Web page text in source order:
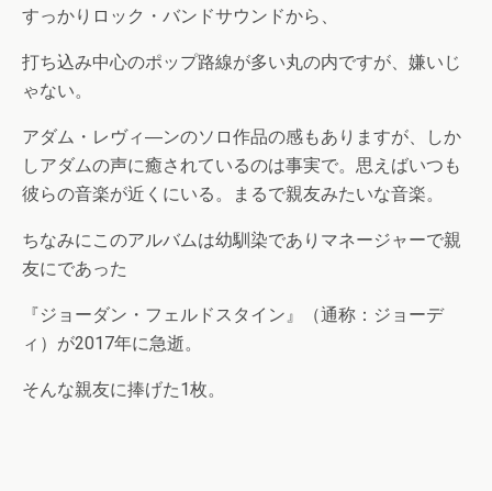
すっかりロック・バンドサウンドから、
打ち込み中心のポップ路線が多い丸の内ですが、嫌いじ
ゃない。
アダム・レヴィ―ンのソロ作品の感もありますが、しか
しアダムの声に癒されているのは事実で。思えばいつも
彼らの音楽が近くにいる。まるで親友みたいな音楽。
ちなみにこのアルバムは幼馴染でありマネージャーで親
友にであった
『ジョーダン・フェルドスタイン』（通称：ジョーデ
ィ）が2017年に急逝。
そんな親友に捧げた1枚。